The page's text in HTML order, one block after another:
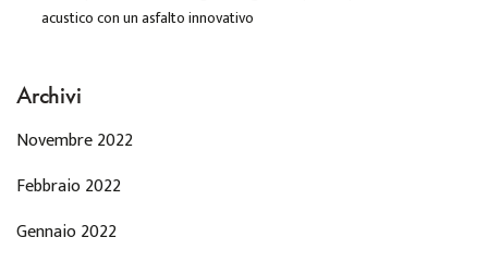
acustico con un asfalto innovativo
Archivi
Novembre 2022
Febbraio 2022
Gennaio 2022